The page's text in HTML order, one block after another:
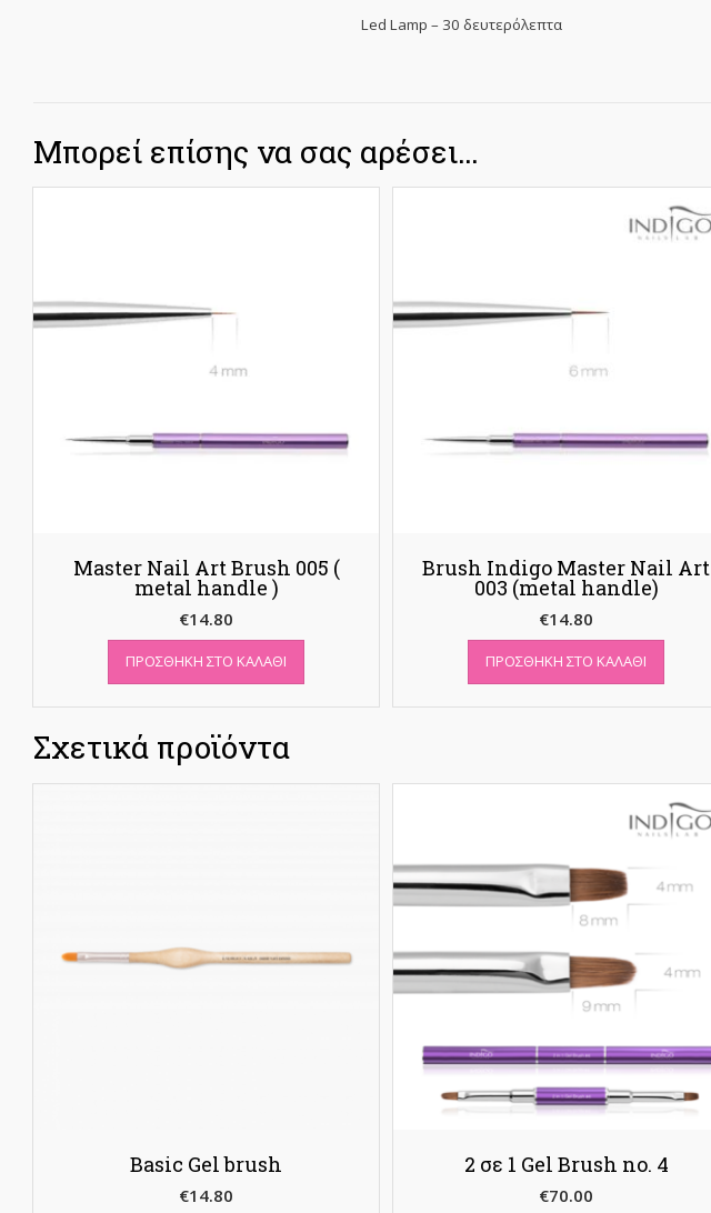
Led Lamp – 30 δευτερόλεπτα
Μπορεί επίσης να σας αρέσει…
Master Nail Art Brush 005 (
metal handle )
€14.80
ΠΡΟΣΘΉΚΗ ΣΤΟ ΚΑΛΆΘΙ
Brush Indigo Master Nail Art
003 (metal handle)
€14.80
ΠΡΟΣΘΉΚΗ ΣΤΟ ΚΑΛΆΘΙ
Σχετικά προϊόντα
Basic Gel brush
€14.80
2 σε 1 Gel Brush no. 4
€70.00